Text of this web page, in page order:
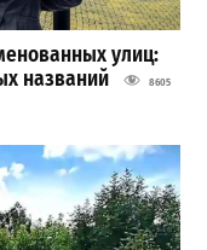
улиц:
названий
8605